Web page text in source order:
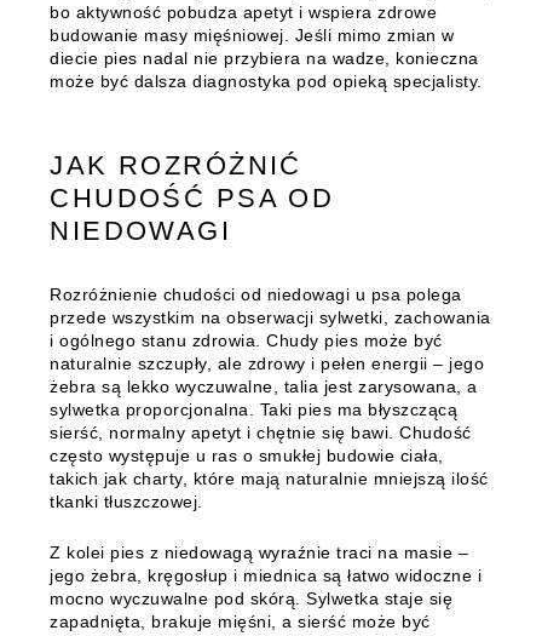
bo aktywność pobudza apetyt i wspiera zdrowe
budowanie masy mięśniowej. Jeśli mimo zmian w
diecie pies nadal nie przybiera na wadze, konieczna
może być dalsza diagnostyka pod opieką specjalisty.
JAK ROZRÓŻNIĆ
CHUDOŚĆ PSA OD
NIEDOWAGI
Rozróżnienie chudości od niedowagi u psa polega
przede wszystkim na obserwacji sylwetki, zachowania
i ogólnego stanu zdrowia. Chudy pies może być
naturalnie szczupły, ale zdrowy i pełen energii – jego
żebra są lekko wyczuwalne, talia jest zarysowana, a
sylwetka proporcjonalna. Taki pies ma błyszczącą
sierść, normalny apetyt i chętnie się bawi. Chudość
często występuje u ras o smukłej budowie ciała,
takich jak charty, które mają naturalnie mniejszą ilość
tkanki tłuszczowej.
Z kolei pies z niedowagą wyraźnie traci na masie –
jego żebra, kręgosłup i miednica są łatwo widoczne i
mocno wyczuwalne pod skórą. Sylwetka staje się
zapadnięta, brakuje mięśni, a sierść może być